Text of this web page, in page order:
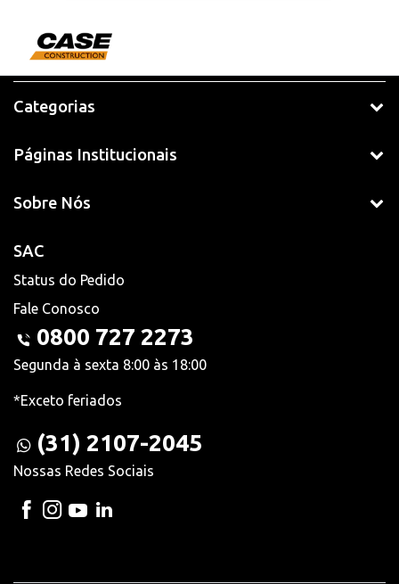
Categorias
Páginas Institucionais
Sobre Nós
SAC
Status do Pedido
Fale Conosco
0800 727 2273
Segunda à sexta 8:00 às 18:00
*Exceto feriados
(31) 2107-2045
Nossas Redes Sociais